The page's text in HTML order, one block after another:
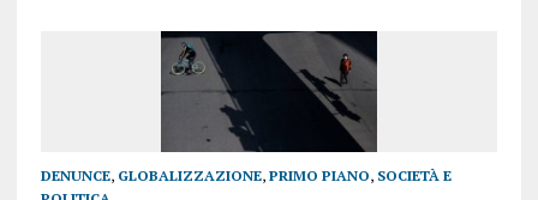
DENUNCE, GLOBALIZZAZIONE, PRIMO PIANO, SOCIETÀ E